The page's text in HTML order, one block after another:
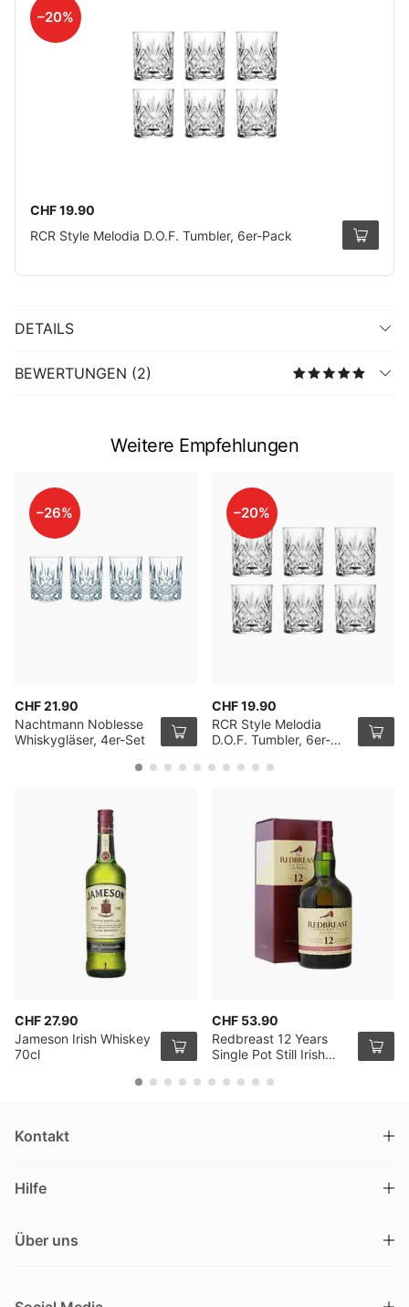
–20%
CHF 19.90
RCR Style Melodia D.O.F. Tumbler, 6er-Pack
DETAILS
BEWERTUNGEN (2)
Weitere Empfehlungen
–26%
CHF 21.90
Nachtmann Noblesse
Whiskygläser, 4er-Set
–20%
CHF 19.90
RCR Style Melodia
D.O.F. Tumbler, 6er-
CHF 27.90
Jameson Irish Whiskey
70cl
CHF 53.90
Redbreast 12 Years
Single Pot Still Irish
Kontakt
Nüschelerstrasse 35
Schweiz
Hilfe
Über uns